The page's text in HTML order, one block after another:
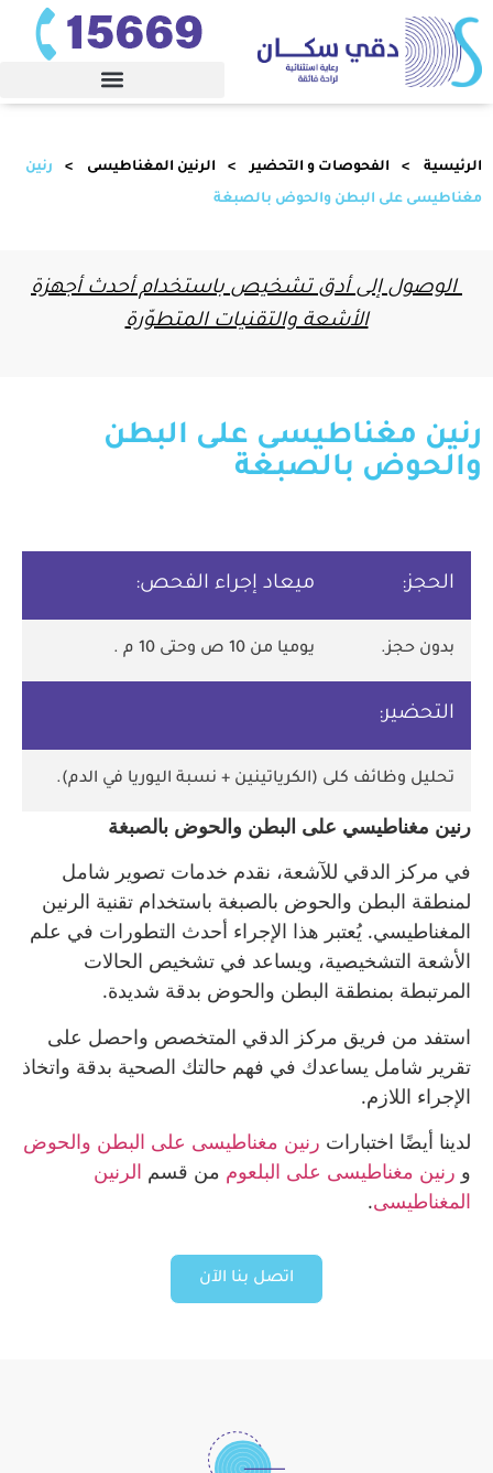
الرئيسية الفحوصات و التحضير الرنين المغناطيسى رنين
مغناطيسى على البطن والحوض بالصبغة
الوصول إلى أدق تشخيص باستخدام أحدث أجهزة
الأشعة والتقنيات المتطوّرة
رنين مغناطيسى على البطن
والحوض بالصبغة
الحجز: ميعاد إجراء الفحص:
بدون حجز. يوميا من 10 ص وحتى 10 م .
التحضير:
تحليل وظائف كلى (الكرياتينين + نسبة اليوريا في الدم).
رنين مغناطيسي على البطن والحوض بالصبغة
في مركز الدقي للآشعة، نقدم خدمات تصوير شامل
لمنطقة البطن والحوض بالصبغة باستخدام تقنية الرنين
المغناطيسي. يُعتبر هذا الإجراء أحدث التطورات في علم
الأشعة التشخيصية، ويساعد في تشخيص الحالات
المرتبطة بمنطقة البطن والحوض بدقة شديدة.
استفد من فريق مركز الدقي المتخصص واحصل على
تقرير شامل يساعدك في فهم حالتك الصحية بدقة واتخاذ
الإجراء اللازم.
لدينا أيضًا اختبارات رنين مغناطيسى على البطن والحوض
و رنين مغناطيسى على البلعوم من قسم الرنين
المغناطيسى.
اتصل بنا الآن